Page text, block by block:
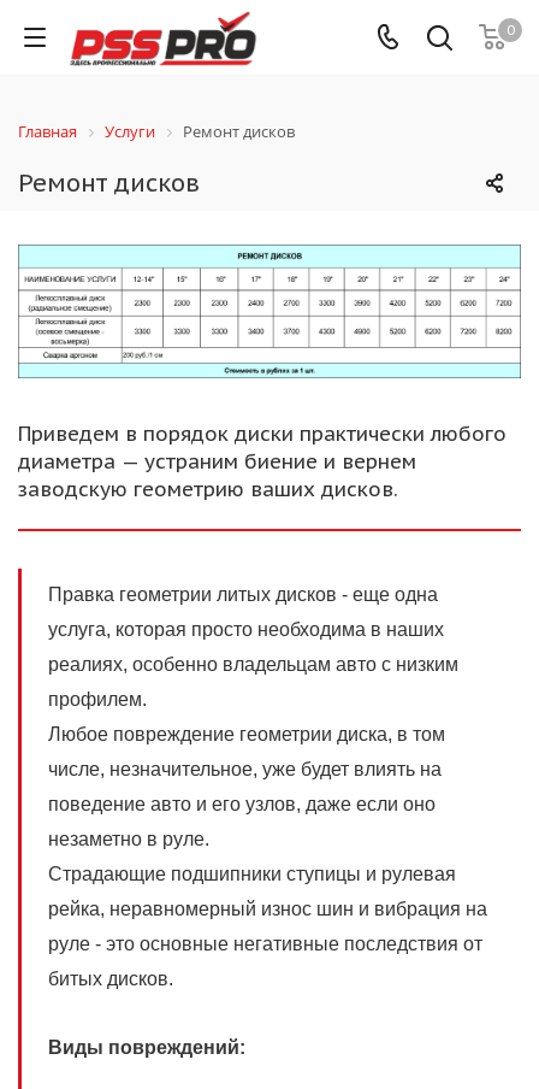
0
Главная Услуги Ремонт дисков
Ремонт дисков
Приведем в порядок диски практически любого
диаметра — устраним биение и вернем
заводскую геометрию ваших дисков.
Правка геометрии литых дисков - еще одна
услуга, которая просто необходима в наших
реалиях, особенно владельцам авто с низким
профилем.
Любое повреждение геометрии диска, в том
числе, незначительное, уже будет влиять на
поведение авто и его узлов, даже если оно
незаметно в руле.
Страдающие подшипники ступицы и рулевая
рейка, неравномерный износ шин и вибрация на
руле - это основные негативные последствия от
битых дисков.
Виды повреждений: